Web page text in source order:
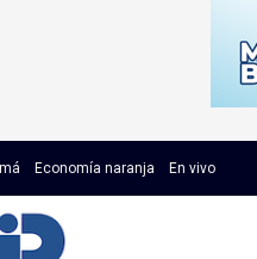
Economía naranja En vivo